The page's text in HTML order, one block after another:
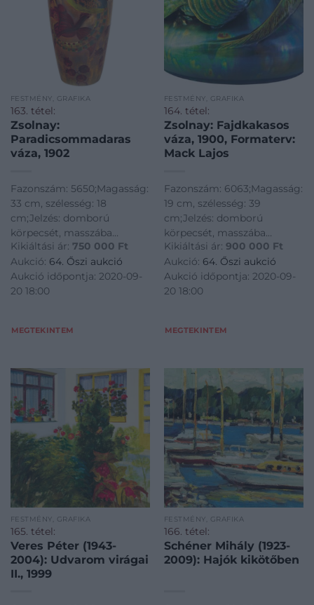
FESTMÉNY, GRAFIKA
163. tétel:
Zsolnay:
Paradicsommadaras
váza, 1902
Fazonszám: 5650;Magasság:
33 cm, szélesség: 18
cm;Jelzés: domború
körpecsét, masszába
nyomott 5650 szám
Kikiáltási ár: 750 000 Ft
Aukció: 64. Őszi aukció
Aukció időpontja: 2020-09-
20 18:00
MEGTEKINTEM
FESTMÉNY, GRAFIKA
164. tétel:
Zsolnay: Fajdkakasos
váza, 1900, Formaterv:
Mack Lajos
Fazonszám: 6063;Magasság:
19 cm, szélesség: 39
cm;Jelzés: domború
körpecsét, masszába
nyomott 6063, 86, 1 számok
Kikiáltási ár: 900 000 Ft
Aukció: 64. Őszi aukció
Aukció időpontja: 2020-09-
20 18:00
MEGTEKINTEM
FESTMÉNY, GRAFIKA
165. tétel:
Veres Péter (1943-
2004): Udvarom virágai
II., 1999
FESTMÉNY, GRAFIKA
166. tétel:
Schéner Mihály (1923-
2009): Hajók kikötőben